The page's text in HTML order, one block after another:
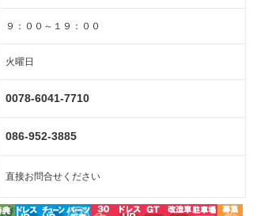
後席モニター
９：００～１９：００
火曜日
0078-6041-7710
086-952-3885
直接お問合せください